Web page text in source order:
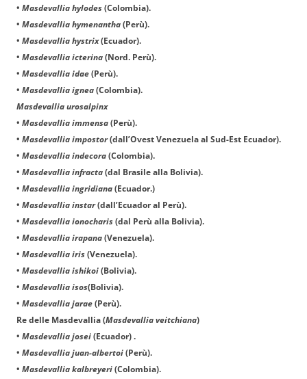
• Masdevallia hylodes (Colombia).
• Masdevallia hymenantha (Perù).
• Masdevallia hystrix(Ecuador).
• Masdevallia icterina (Nord. Perù).
• Masdevallia idae (Perù).
• Masdevallia ignea (Colombia).
Masdevallia urosalpinx
• Masdevallia immensa (Perù).
• Masdevallia impostor(dall’Ovest Venezuela al Sud-Est Ecuador).
• Masdevallia indecora (Colombia).
• Masdevallia infracta (dal Brasile alla Bolivia).
• Masdevallia ingridiana (Ecuador.)
• Masdevallia instar(dall’Ecuador al Perù).
• Masdevallia ionocharis (dal Perù alla Bolivia).
• Masdevallia irapana (Venezuela).
• Masdevallia iris (Venezuela).
• Masdevallia ishikoi (Bolivia).
• Masdevallia isos(Bolivia).
• Masdevallia jarae (Perù).
Re delle Masdevallia (Masdevallia veitchiana)
• Masdevallia josei (Ecuador) .
• Masdevallia juan-albertoi (Perù).
• Masdevallia kalbreyeri (Colombia).